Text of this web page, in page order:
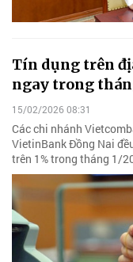
Tín dụng trên
ngay trong
15/02/2026 08:31
Các chi nhánh
VietinBank Đồng Nai
trên 1% trong tháng 1/